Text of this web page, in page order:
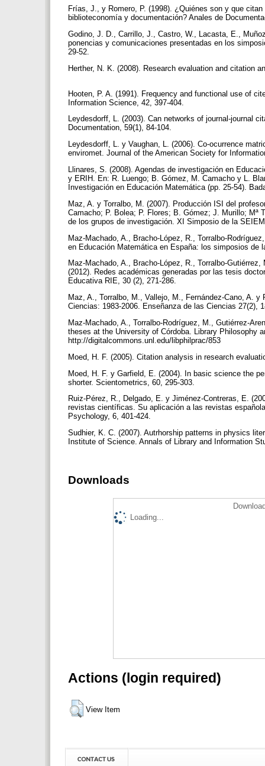
Frías, J., y Romero, P. (1998). ¿Quiénes son y que
biblioteconomía y documentación? Anales de
Godino, J. D., Carrillo, J., Castro, W., Lacasta, E.,
ponencias y comunicaciones presentadas en los
29-52.
Herther, N. K. (2008). Research evaluation and citation
Hooten, P. A. (1991). Frequency and functional use of
Information Science, 42, 397-404.
Leydesdorff, L. (2003). Can networks of journal-journal
Documentation, 59(1), 84-104.
Leydesdorff, L. y Vaughan, L. (2006). Co-ocurrence
enviromet. Journal of the American Society for
Llinares, S. (2008). Agendas de investigación en
y ERIH. En: R. Luengo; B. Gómez, M. Camacho y L.
Investigación en Educación Matemática (pp. 25-54).
Maz, A. y Torralbo, M. (2007). Producción ISI del
Camacho; P. Bolea; P. Flores; B. Gómez; J. Murillo;
de los grupos de investigación. XI Simposio de la
Maz-Machado, A., Bracho-López, R., Torralbo-
en Educación Matemática en España: los simposios de
Maz-Machado, A., Bracho-López, R., Torralbo-
(2012). Redes académicas generadas por las tesis
Educativa RIE, 30 (2), 271-286.
Maz, A., Torralbo, M., Vallejo, M., Fernández-Cano, A.
Ciencias: 1983-2006. Enseñanza de las Ciencias 27(2),
Maz-Machado, A., Torralbo-Rodríguez, M., Gutiérrez-
theses at the University of Córdoba. Library Philosophy
http://digitalcommons.unl.edu/libphilprac/853
Moed, H. F. (2005). Citation analysis in research
Moed, H. F. y Garfield, E. (2004). In basic science the
shorter. Scientometrics, 60, 295-303.
Ruiz-Pérez, R., Delgado, E. y Jiménez-Contreras, E.
revistas científicas. Su aplicación a las revistas
Psychology, 6, 401-424.
Sudhier, K. C. (2007). Autrhorship patterns in physics
Institute of Science. Annals of Library and Information
Downloads
Loading...
Actions (login required)
View Item